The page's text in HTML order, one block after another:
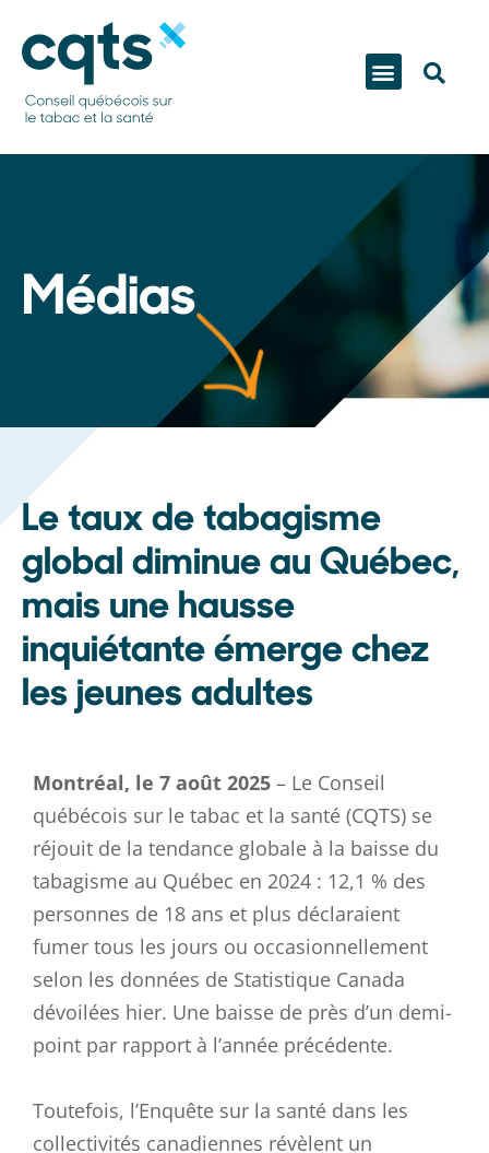
Médias
Le taux de tabagisme
global diminue au Québec,
mais une hausse
inquiétante émerge chez
les jeunes adultes
Montréal, le 7 août 2025 – Le Conseil
québécois sur le tabac et la santé (CQTS) se
réjouit de la tendance globale à la baisse du
tabagisme au Québec en 2024 : 12,1 % des
personnes de 18 ans et plus déclaraient
fumer tous les jours ou occasionnellement
selon les données de Statistique Canada
dévoilées hier. Une baisse de près d’un demi-
point par rapport à l’année précédente.
Toutefois, l’Enquête sur la santé dans les
collectivités canadiennes révèlent un